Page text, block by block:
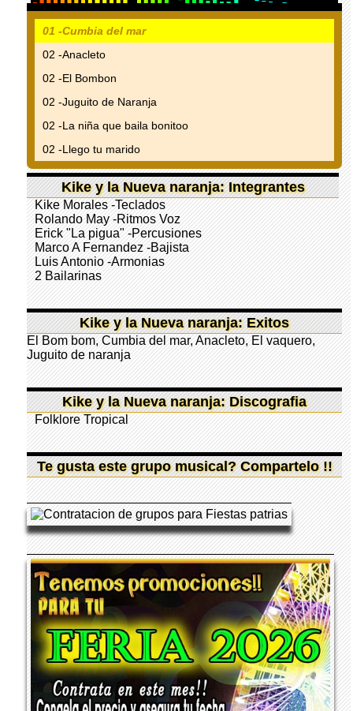
01 -Cumbia del mar
02 -Anacleto
02 -El Bombon
02 -Juguito de Naranja
02 -La niña que baila bonitoo
02 -Llego tu marido
Kike y la Nueva naranja: Integrantes
Kike Morales -Teclados
Rolando May -Ritmos Voz
Erick "La pigua" -Percusiones
Marco A Fernandez -Bajista
Luis Antonio -Armonias
2 Bailarinas
Kike y la Nueva naranja: Exitos
El Bom bom, Cumbia del mar, Anacleto, El vaquero,
Juguito de naranja
Kike y la Nueva naranja: Discografia
Folklore Tropical
Te gusta este grupo musical? Compartelo !!